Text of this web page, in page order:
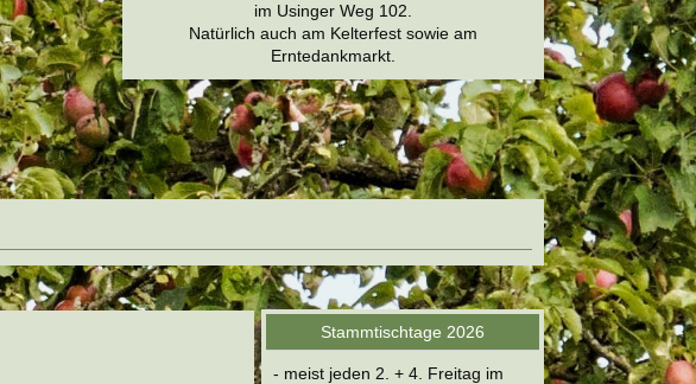
im Usinger Weg 102.
Natürlich auch am Kelterfest sowie am
Erntedankmarkt.
Stammtischtage 2026
- meist jeden 2. + 4. Freitag im